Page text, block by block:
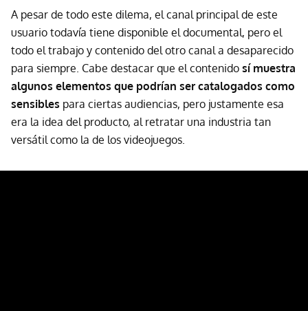
A pesar de todo este dilema, el canal principal de este
usuario todavía tiene disponible el documental, pero el
todo el trabajo y contenido del otro canal a desaparecido
para siempre. Cabe destacar que el contenido sí muestra
algunos elementos que podrían ser catalogados como
sensibles para ciertas audiencias, pero justamente esa
era la idea del producto, al retratar una industria tan
versátil como la de los videojuegos.